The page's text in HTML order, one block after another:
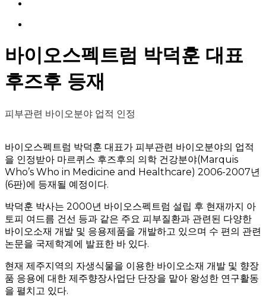
바이오스펙트럼 박덕훈 대표
후즈후 등재
피부관련 바이오분야 업적 인정
바이오스펙트럼 박덕훈 대표가 피부관련 바이오분야의 업적
을 인정받아 마르퀴스 후즈후의 의학 건강분야(Marquis
Who’s Who in Medicine and Healthcare) 2006-2007년
(6판)에 등재될 예정이다.
박덕훈 박사는 2000년 바이오스펙트럼 설립 후 현재까지 아
토피 여드름 건선 등과 같은 주요 피부질환과 관련된 다양한
바이오소재 개발 및 응용제품을 개발하고 있으며 수 편의 관련
논문을 국제학계에 발표한 바 있다.
현재 제주지역의 자생식물을 이용한 바이오소재 개발 및 향장
품 응용에 대한 제주향장사업단 단장을 맡아 왕성한 연구활동
을 펼치고 있다.